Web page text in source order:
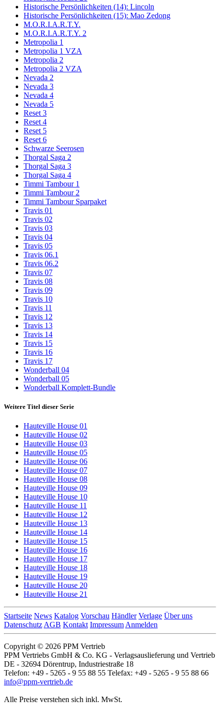
Historische Persönlichkeiten (14): Lincoln
Historische Persönlichkeiten (15): Mao Zedong
M.O.R.I.A.R.T.Y.
M.O.R.I.A.R.T.Y. 2
Metropolia 1
Metropolia 1 VZA
Metropolia 2
Metropolia 2 VZA
Nevada 2
Nevada 3
Nevada 4
Nevada 5
Reset 3
Reset 4
Reset 5
Reset 6
Schwarze Seerosen
Thorgal Saga 2
Thorgal Saga 3
Thorgal Saga 4
Timmi Tambour 1
Timmi Tambour 2
Timmi Tambour Sparpaket
Travis 01
Travis 02
Travis 03
Travis 04
Travis 05
Travis 06.1
Travis 06.2
Travis 07
Travis 08
Travis 09
Travis 10
Travis 11
Travis 12
Travis 13
Travis 14
Travis 15
Travis 16
Travis 17
Wonderball 04
Wonderball 05
Wonderball Komplett-Bundle
Weitere Titel dieser Serie
Hauteville House 01
Hauteville House 02
Hauteville House 03
Hauteville House 05
Hauteville House 06
Hauteville House 07
Hauteville House 08
Hauteville House 09
Hauteville House 10
Hauteville House 11
Hauteville House 12
Hauteville House 13
Hauteville House 14
Hauteville House 15
Hauteville House 16
Hauteville House 17
Hauteville House 18
Hauteville House 19
Hauteville House 20
Hauteville House 21
Startseite News Katalog Vorschau Händler Verlage Über uns
Datenschutz AGB Kontakt Impressum Anmelden
Copyright © 2026 PPM Vertrieb
PPM Vertriebs GmbH & Co. KG - Verlagsauslieferung und Vertrieb
DE - 32694 Dörentrup, Industriestraße 18
Telefon: +49 - 5265 - 9 55 88 55 Telefax: +49 - 5265 - 9 55 88 66
info@ppm-vertrieb.de
Alle Preise verstehen sich inkl. MwSt.